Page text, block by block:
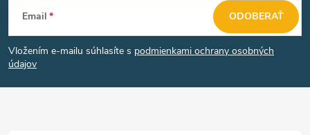
á
p
Email
Vložením e-mailu súhlasíte s podmienkami ochrany osobných
údajov
ODOBERAŤ